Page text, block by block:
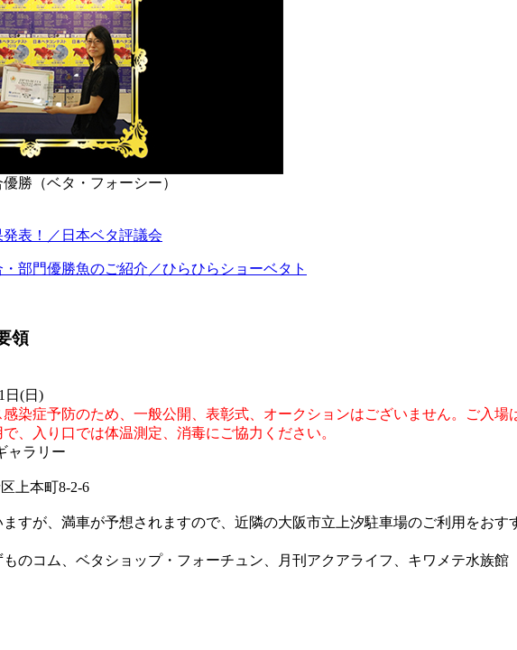
勝（ベタ・フォーシー）
表！／日本ベタ評議会
部門優勝魚のご紹介／ひらひらショーベタト
領
日(日)
染症予防のため、一般公開、表彰式、オークションはございません。ご入
、入り口では体温測定、消毒にご協力ください。
ャラリー
上本町8-2-6
すが、満車が予想されますので、近隣の大阪市立上汐駐車場のご利用をおす
のコム、ベタショップ・フォーチュン、月刊アクアライフ、キワメテ水族館